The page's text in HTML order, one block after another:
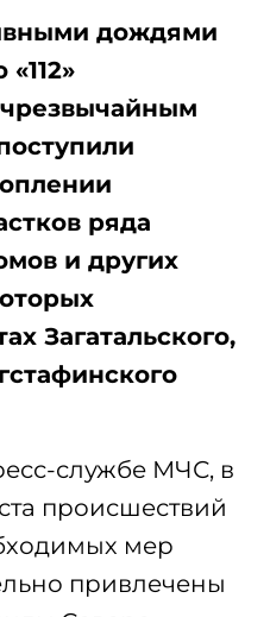
дождями
ряда
и других
Загатальского,
службе МЧС, в
происшествий
мер
привлечены